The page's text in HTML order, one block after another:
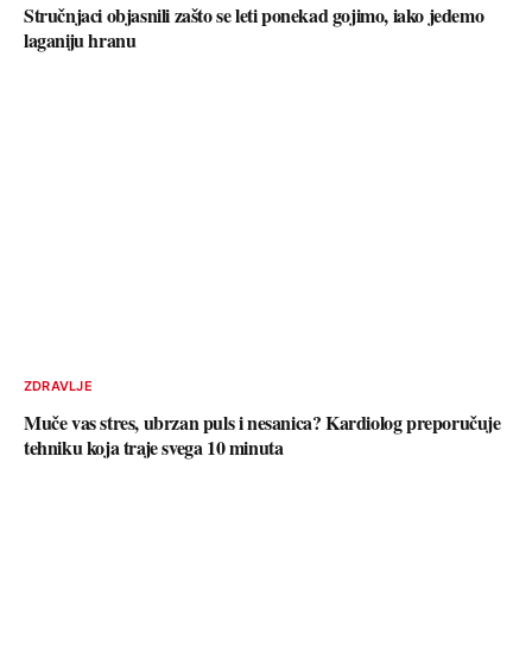
Stručnjaci objasnili zašto se leti ponekad gojimo, iako jedemo
laganiju hranu
ZDRAVLJE
Muče vas stres, ubrzan puls i nesanica? Kardiolog preporučuje
tehniku koja traje svega 10 minuta